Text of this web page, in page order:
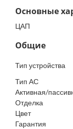
Основные
ЦАП
Общие
Тип устройства
Тип АС
Активная/
Отделка
Цвет
Гарантия